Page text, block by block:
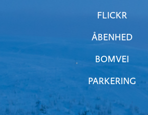
FLICKR
ÅBENHED
BOMVEI
PARKERING